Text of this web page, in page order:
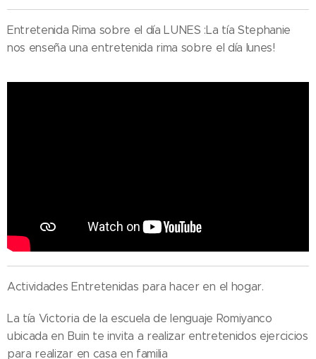
Entretenida Rima sobre el día LUNES :La tía Stephanie
nos enseña una entretenida rima sobre el día lunes!
Actividades Entretenidas para hacer en el hogar.
La tía Victoria de la escuela de lenguaje Romiyanco
ubicada en Buin te invita a realizar entretenidos ejercicios
para realizar en casa en familia